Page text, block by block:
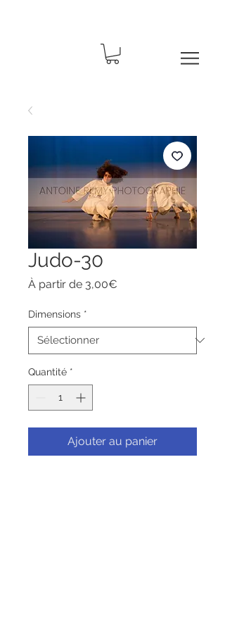
Judo-30
À partir de 3,00€
Dimensions *
Quantité *
Ajouter au panier